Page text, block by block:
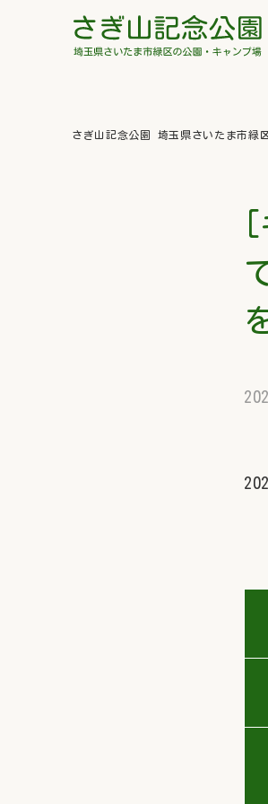
さぎ山記念公園 埼玉県さいたま市緑
[